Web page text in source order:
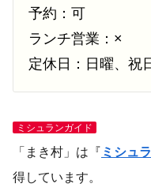
予約：可
ランチ営業：×
定休日：日曜、祝
ミシュランガイド
「まき村」は『 ミシュ
得しています。